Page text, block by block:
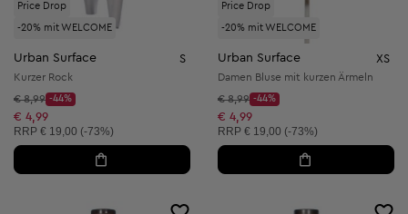
Price Drop
-20% mit WELCOME
Urban Surface S
Kurzer Rock
Startpreis:
€ 8,99
Discount Price:
-44%
Reduzierter Preis:
€ 4,99
Unverbindliche Preisempfehlung:
RRP € 19,00 (-73%)
Price Drop
-20% mit WELCOME
Urban Surface XS
Damen Bluse mit kurzen Ärmeln
Startpreis:
€ 8,99
Discount Price:
-44%
Reduzierter Preis:
€ 4,99
Unverbindliche Preisempfehlung:
RRP € 19,00 (-73%)